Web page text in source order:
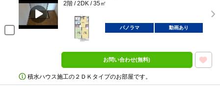
2階 / 2DK / 35㎡
パノラマ 動画あり
お問い合わせ(無料)
積水ハウス施工の２ＤＫタイプのお部屋です。